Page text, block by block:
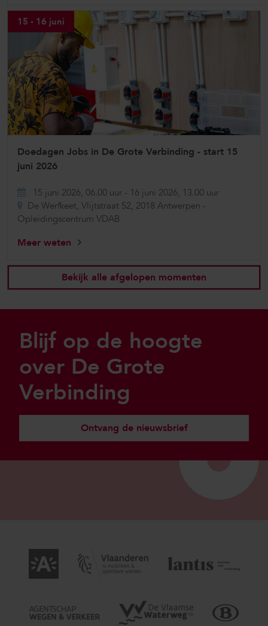
15 - 16 juni
Doedagen Jobs in De Grote Verbinding - start 15
juni 2026
15 juni 2026, 06.00 uur - 16 juni 2026, 13.00 uur
De Werfkeet, Vlijtstraat 52, 2018 Antwerpen -
Opleidingscentrum VDAB
Meer weten
Bekijk alle afgelopen momenten
Blijf op de hoogte
over De Grote
Verbinding
Ontvang de nieuwsbrief